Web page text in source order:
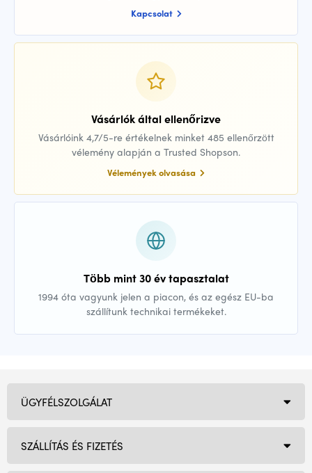
Kapcsolat
Vásárlók által ellenőrizve
Vásárlóink 4,7/5-re értékelnek minket 485 ellenőrzött
vélemény alapján a Trusted Shopson.
Vélemények olvasása
Több mint 30 év tapasztalat
1994 óta vagyunk jelen a piacon, és az egész EU-ba
szállítunk technikai termékeket.
ÜGYFÉLSZOLGÁLAT
SZÁLLÍTÁS ÉS FIZETÉS